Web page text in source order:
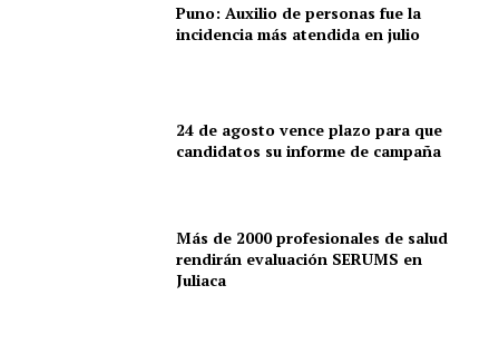
Puno: Auxilio de personas fue la
incidencia más atendida en julio
24 de agosto vence plazo para que
candidatos su informe de campaña
Más de 2000 profesionales de salud
rendirán evaluación SERUMS en
Juliaca